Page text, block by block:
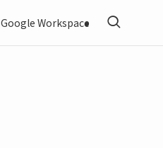
Google Workspace